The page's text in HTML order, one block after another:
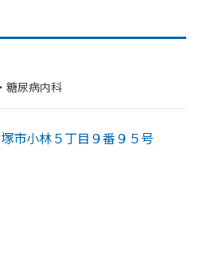
糖尿病内科
市小林５丁目９番９５号